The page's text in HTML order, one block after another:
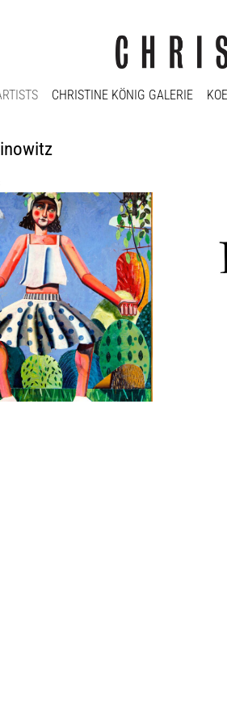
CHRISTINE KÖNIG GALERIE
LOVE 55
Galerie
- 30 Jul 2022
DAS
2 Feb